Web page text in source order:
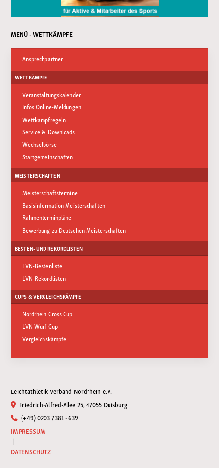
MENÜ - WETTKÄMPFE
Ansprechpartner
WETTKÄMPFE
Veranstaltungskalender
Infos Online-Meldungen
Wettkampfregeln
Service & Downloads
Wechselbörse
Startgemeinschaften
MEISTERSCHAFTEN
Meisterschaftstermine
Basisinformation Meisterschaften
Rahmenterminpläne
Bewerbung zu Deutschen Meisterschaften
BESTEN- UND REKORDLISTEN
LVN-Bestenliste
LVN-Rekordlisten
CUPS & VERGLEICHSKÄMPFE
Nordrhein Cross Cup
LVN Wurf Cup
Vergleichskämpfe
Leichtathletik-Verband Nordrhein e.V.
Friedrich-Alfred-Allee 25, 47055 Duisburg
(+49) 0203 7381 - 639
IMPRESSUM
|
DATENSCHUTZ